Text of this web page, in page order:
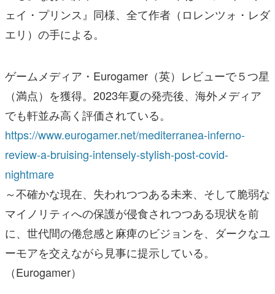
ェイ・プリンス』同様、全て作者（ロレンツォ・レダ
エリ）の手による。
ゲームメディア・Eurogamer（英）レビューで５つ星
（満点）を獲得。2023年夏の発売後、海外メディア
でも軒並み高く評価されている。
https://www.eurogamer.net/mediterranea-inferno-
review-a-bruising-intensely-stylish-post-covid-
nightmare
～不確かな現在、失われつつある未来、そして脆弱な
マイノリティへの保護が侵食されつつある現状を前
に、世代間の倦怠感と麻痺のビジョンを、ダークなユ
ーモアを交えながら見事に提示している。
（Eurogamer）